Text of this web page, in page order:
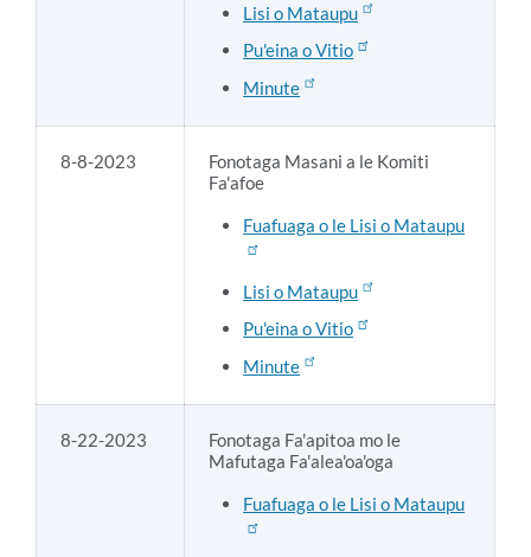
Lisi o Mataupu
Pu'eina o Vitio
Minute
8-8-2023
Fonotaga Masani a le Komiti
Fa'afoe
Fuafuaga o le Lisi o Mataupu
Lisi o Mataupu
Pu'eina o Vitio
Minute
8-22-2023
Fonotaga Fa'apitoa mo le
Mafutaga Fa'alea'oa'oga
Fuafuaga o le Lisi o Mataupu